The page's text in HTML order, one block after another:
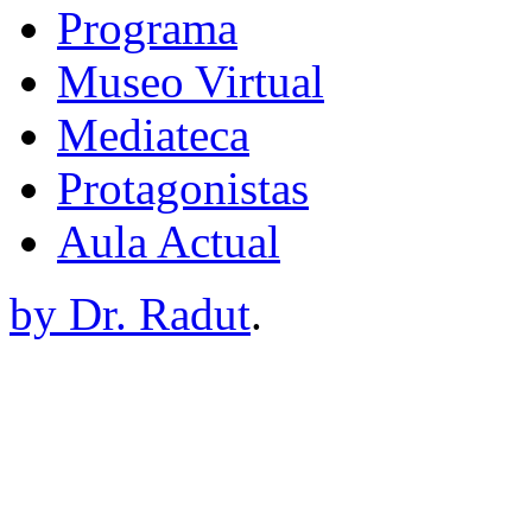
Programa
Museo Virtual
Mediateca
Protagonistas
Aula Actual
by Dr. Radut.